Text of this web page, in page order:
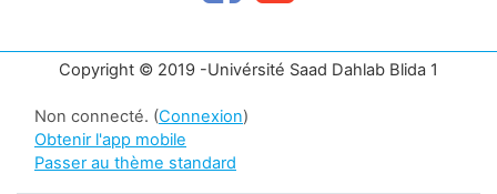
Copyright © 2019 -Univérsité Saad Dahlab Blida 1
Non connecté. (Connexion)
Obtenir l'app mobile
Passer au thème standard